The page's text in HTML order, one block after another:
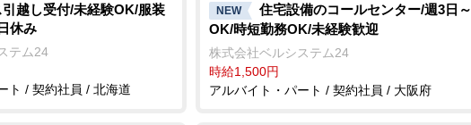
越し受付/未経験OK/服装
休み
テム24
ト / 契約社員 / 北海道
NEW
住宅設備のコールセンター/週3日～
OK/時短勤務OK/未経験歓迎
株式会社ベルシステム24
時給1,500円
アルバイト・パート / 契約社員 / 大阪府